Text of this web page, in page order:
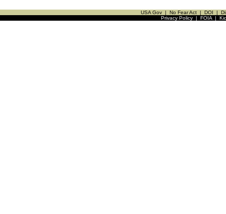
USA Gov | No Fear Act | DOI |
Privacy Policy| FOIA|